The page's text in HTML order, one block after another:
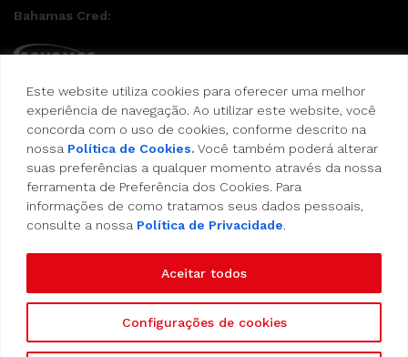
Este website utiliza cookies para oferecer uma melhor
experiência de navegação. Ao utilizar este website, você
concorda com o uso de cookies, conforme descrito na
nossa Política de Cookies. Você também poderá alterar
suas preferências a qualquer momento através da nossa
ferramenta de Preferência dos Cookies. Para
informações de como tratamos seus dados pessoais,
consulte a nossa Política de Privacidade.
Configurações de cookies
Aceitar todos
Bahamas Cred:
Pague suas compras com o Bahamas Cred
Formas de pagamento:
Cartão de Crédito